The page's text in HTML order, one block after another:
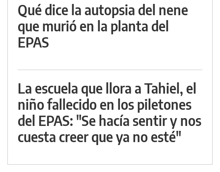
Qué dice la autopsia del nene
que murió en la planta del
EPAS
La escuela que llora a Tahiel, el
niño fallecido en los piletones
del EPAS: "Se hacía sentir y nos
cuesta creer que ya no esté"